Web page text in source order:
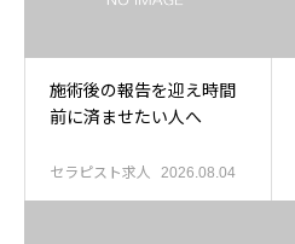
施術後の報告を迎え時間
前に済ませたい人へ
セラピスト求人 2026.08.04